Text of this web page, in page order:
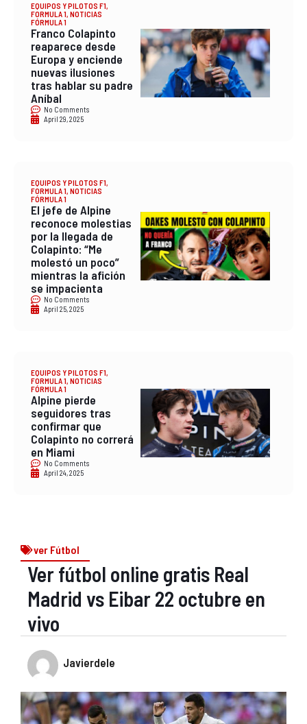
EQUIPOS Y PILOTOS F1
FORMULA 1 NOTICIAS
FÓRMULA 1
Franco Colapinto
reaparece desde
Europa y enciende
nuevas ilusiones
tras hablar su padre
Aníbal
No Comments
April 29, 2025
EQUIPOS Y PILOTOS F1
FORMULA 1 NOTICIAS
FÓRMULA 1
El jefe de Alpine
reconoce molestias
por la llegada de
Colapinto: “Me
molestó un poco”
mientras la afición
se impacienta
No Comments
April 25, 2025
EQUIPOS Y PILOTOS F1
FORMULA 1 NOTICIAS
FÓRMULA 1
Alpine pierde
seguidores tras
confirmar que
Colapinto no correrá
en Miami
No Comments
April 24, 2025
ver Fútbol
Ver fútbol online gratis Real
Madrid vs Eibar 22 octubre en
vivo
Javierdele